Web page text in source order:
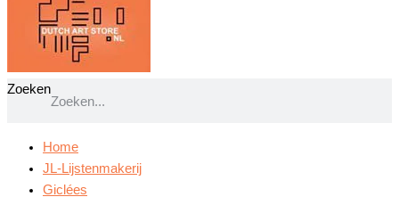
Zoeken
Home
JL-Lijstenmakerij
Giclées